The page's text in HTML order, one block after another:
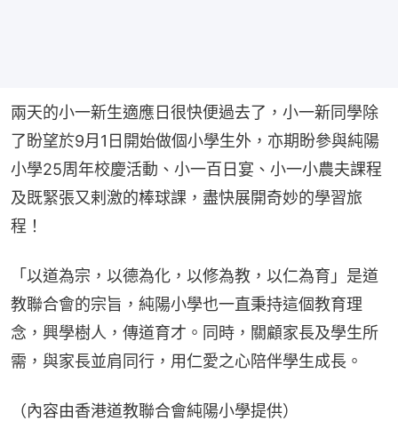
兩天的小一新生適應日很快便過去了，小一新同學除
了盼望於9月1日開始做個小學生外，亦期盼參與純陽
小學25周年校慶活動、小一百日宴、小一小農夫課程
及既緊張又剌激的棒球課，盡快展開奇妙的學習旅
程！
「以道為宗，以德為化，以修為教，以仁為育」是道
教聯合會的宗旨，純陽小學也一直秉持這個教育理
念，興學樹人，傳道育才。同時，關顧家長及學生所
需，與家長並肩同行，用仁愛之心陪伴學生成長。
（內容由香港道教聯合會純陽小學提供）